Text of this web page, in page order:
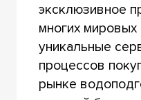
эксклюзивное
многих
уникальные
процессов
рынке